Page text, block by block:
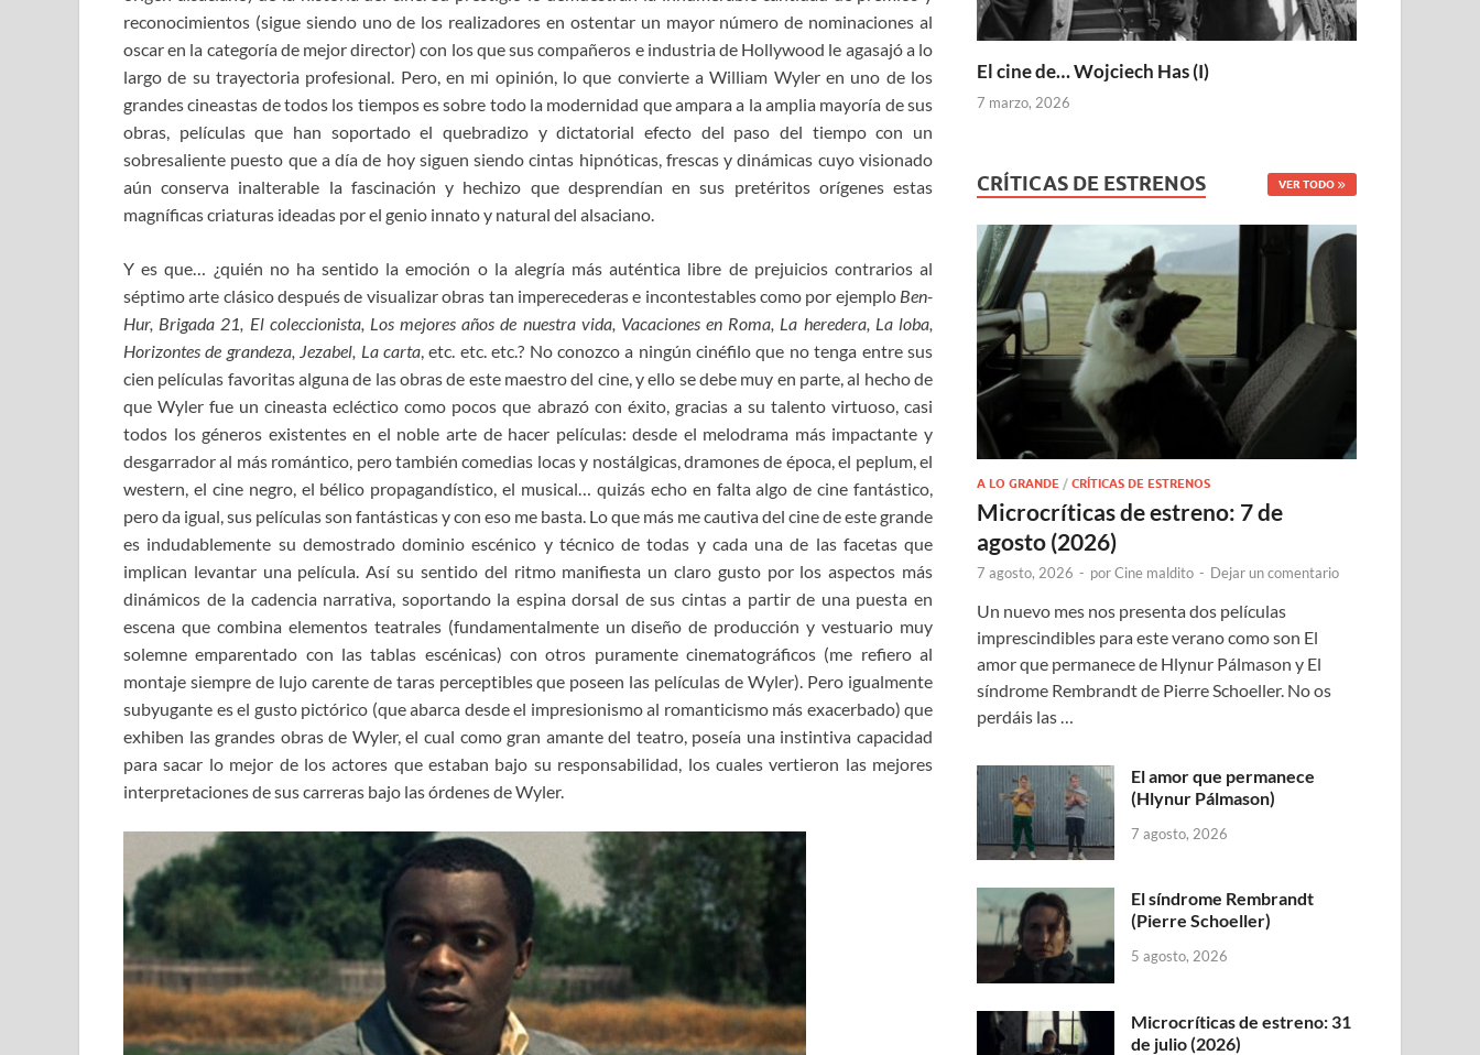
reconocimientos (sigue siendo uno de los realizadores en ostentar un mayor número de nominaciones al
oscar en la categoría de mejor director) con los que sus compañeros e industria de Hollywood le agasajó a lo
largo de su trayectoria profesional. Pero, en mi opinión, lo que convierte a William Wyler en uno de los
grandes cineastas de todos los tiempos es sobre todo la modernidad que ampara a la amplia mayoría de sus
obras, películas que han soportado el quebradizo y dictatorial efecto del paso del tiempo con un
sobresaliente puesto que a día de hoy siguen siendo cintas hipnóticas, frescas y dinámicas cuyo visionado
aún conserva inalterable la fascinación y hechizo que desprendían en sus pretéritos orígenes estas
magníficas criaturas ideadas por el genio innato y natural del alsaciano.
Y es que… ¿quién no ha sentido la emoción o la alegría más auténtica libre de prejuicios contrarios al
séptimo arte clásico después de visualizar obras tan imperecederas e incontestables como por ejemplo Ben-
Hur, Brigada 21, El coleccionista, Los mejores años de nuestra vida, Vacaciones en Roma, La heredera, La loba,
Horizontes de grandeza, Jezabel, La carta, etc. etc. etc.? No conozco a ningún cinéfilo que no tenga entre sus
cien películas favoritas alguna de las obras de este maestro del cine, y ello se debe muy en parte, al hecho de
que Wyler fue un cineasta ecléctico como pocos que abrazó con éxito, gracias a su talento virtuoso, casi
todos los géneros existentes en el noble arte de hacer películas: desde el melodrama más impactante y
desgarrador al más romántico, pero también comedias locas y nostálgicas, dramones de época, el peplum, el
western, el cine negro, el bélico propagandístico, el musical… quizás echo en falta algo de cine fantástico,
pero da igual, sus películas son fantásticas y con eso me basta. Lo que más me cautiva del cine de este grande
es indudablemente su demostrado dominio escénico y técnico de todas y cada una de las facetas que
implican levantar una película. Así su sentido del ritmo manifiesta un claro gusto por los aspectos más
dinámicos de la cadencia narrativa, soportando la espina dorsal de sus cintas a partir de una puesta en
escena que combina elementos teatrales (fundamentalmente un diseño de producción y vestuario muy
solemne emparentado con las tablas escénicas) con otros puramente cinematográficos (me refiero al
montaje siempre de lujo carente de taras perceptibles que poseen las películas de Wyler). Pero igualmente
subyugante es el gusto pictórico (que abarca desde el impresionismo al romanticismo más exacerbado) que
exhiben las grandes obras de Wyler, el cual como gran amante del teatro, poseía una instintiva capacidad
para sacar lo mejor de los actores que estaban bajo su responsabilidad, los cuales vertieron las mejores
interpretaciones de sus carreras bajo las órdenes de Wyler.
El cine de… Wojciech Has (I)
7 marzo, 2026
CRÍTICAS DE ESTRENOS VER TODO
A LO GRANDE /CRÍTICAS DE ESTRENOS
Microcríticas de estreno: 7 de
agosto (2026)
7 agosto, 2026 - porCine maldito - Dejar un comentario
Un nuevo mes nos presenta dos películas
imprescindibles para este verano como son El
amor que permanece de Hlynur Pálmason y El
síndrome Rembrandt de Pierre Schoeller. No os
perdáis las …
El amor que permanece
(Hlynur Pálmason)
7 agosto, 2026
El síndrome Rembrandt
(Pierre Schoeller)
5 agosto, 2026
Microcríticas de estreno: 31
de julio (2026)